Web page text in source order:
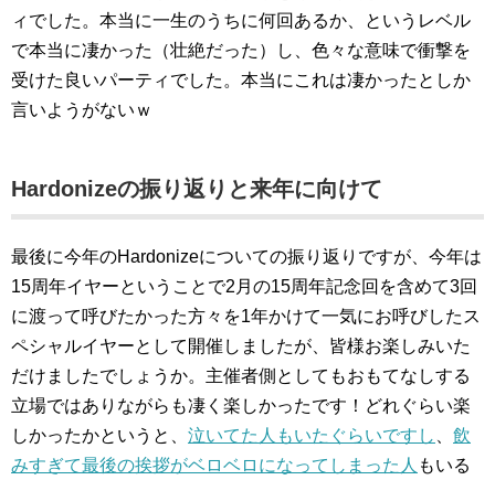
ィでした。本当に一生のうちに何回あるか、というレベル
で本当に凄かった（壮絶だった）し、色々な意味で衝撃を
受けた良いパーティでした。本当にこれは凄かったとしか
言いようがないｗ
Hardonizeの振り返りと来年に向けて
最後に今年のHardonizeについての振り返りですが、今年は
15周年イヤーということで2月の15周年記念回を含めて3回
に渡って呼びたかった方々を1年かけて一気にお呼びしたス
ペシャルイヤーとして開催しましたが、皆様お楽しみいた
だけましたでしょうか。主催者側としてもおもてなしする
立場ではありながらも凄く楽しかったです！どれぐらい楽
しかったかというと、 泣いてた人もいたぐらいですし
飲
みすぎて最後の挨拶がベロベロになってしまった人 もいる